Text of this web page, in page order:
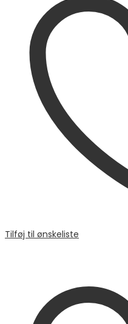
Tilføj til ønskeliste